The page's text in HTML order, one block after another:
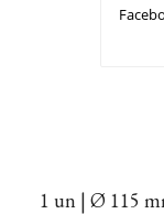
1 un | Ø 115